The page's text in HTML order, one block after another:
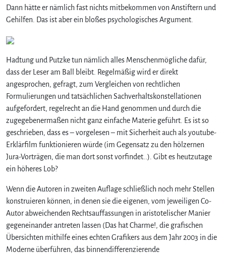
Dann hätte er nämlich fast nichts mitbekommen von Anstiftern und
Gehilfen. Das ist aber ein bloßes psychologisches Argument.
Hadtung und Putzke tun nämlich alles Menschenmögliche dafür,
dass der Leser am Ball bleibt. Regelmäßig wird er direkt
angesprochen, gefragt, zum Vergleichen von rechtlichen
Formulierungen und tatsächlichen Sachverhaltskonstellationen
aufgefordert, regelrecht an die Hand genommen und durch die
zugegebenermaßen nicht ganz einfache Materie geführt. Es ist so
geschrieben, dass es – vorgelesen – mit Sicherheit auch als youtube-
Erklärfilm funktionieren würde (im Gegensatz zu den hölzernen
Jura-Vorträgen, die man dort sonst vorfindet..). Gibt es heutzutage
ein höheres Lob?
Wenn die Autoren in zweiten Auflage schließlich noch mehr Stellen
konstruieren können, in denen sie die eigenen, vom jeweiligen Co-
Autor abweichenden Rechtsauffassungen in aristotelischer Manier
gegeneinander antreten lassen (Das hat Charme!, die grafischen
Übersichten mithilfe eines echten Grafikers aus dem Jahr 2003 in die
Moderne überführen, das binnendifferenzierende